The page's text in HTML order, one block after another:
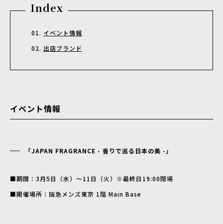
Index
イベント情報
出店ブランド
イベント情報
「JAPAN FRAGRANCE - 香りで巡る日本の美 -」
■期間：3月5日（水）～11日（火）※最終日19:00閉場
■開催場所：阪急メンズ東京 1階 Main Base